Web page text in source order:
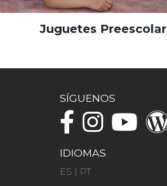
Juguetes Preescolar
SÍGUENOS
IDIOMAS
ES | PT